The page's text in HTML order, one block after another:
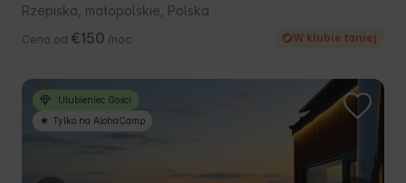
Rzepiska, małopolskie, Polska
Cena od €150 /noc W klubie taniej
Ulubieniec Gości
Tylko na AlohaCamp